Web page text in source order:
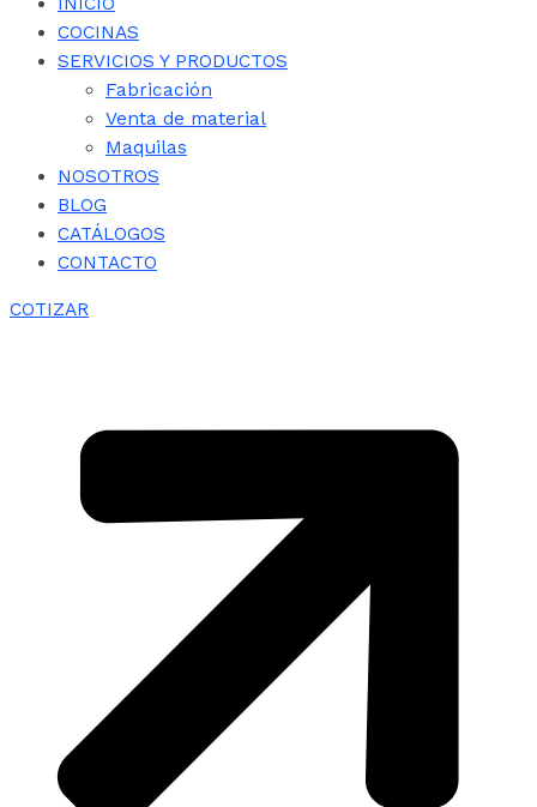
COCINAS
SERVICIOS Y PRODUCTOS
Fabricación
Venta de material
Maquilas
NOSOTROS
BLOG
CATÁLOGOS
CONTACTO
COTIZAR